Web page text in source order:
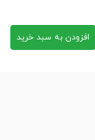
افزودن به سبد خرید